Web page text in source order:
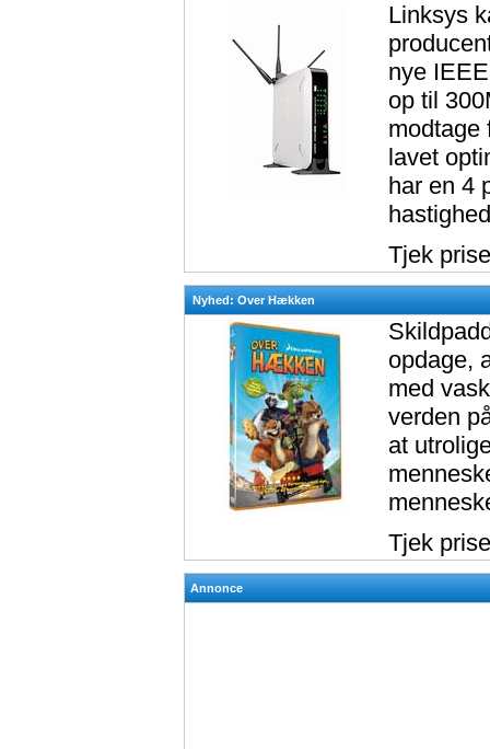
Linksys
nye
op til
modtage
lavet
har en 4
Tjek
Nyhed: Over Hækken
opdage,
med
verden
at
Tjek
Annonce